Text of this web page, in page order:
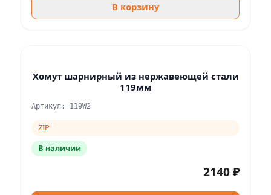
В корзину
Хомут шарнирный из нержавеющей стали
119мм
Артикул: 119W2
ZIP
В наличии
2140 ₽